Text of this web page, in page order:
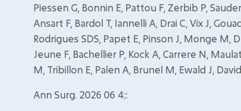
Piessen G, Bonnin E, Pattou F, Zerbib P,
Ansart F, Bardol T, Iannelli A, Drai C, Vix J,
Rodrigues SDS, Papet E, Pinson J, Monge M,
Jeune F, Bachellier P, Kock A, Carrere N,
M, Tribillon E, Palen A, Brunel M, Ewald J,
Ann Surg. 2026 06 4;: